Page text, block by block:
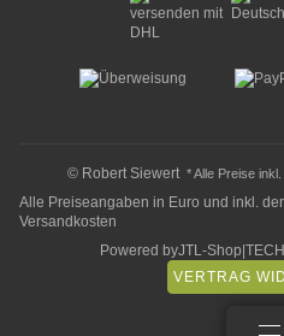
© Robert Siewert * Alle Preise
Alle Preiseangaben in Euro und inkl.
Versandkosten
Powered byJTL-Shop
VERTRAG